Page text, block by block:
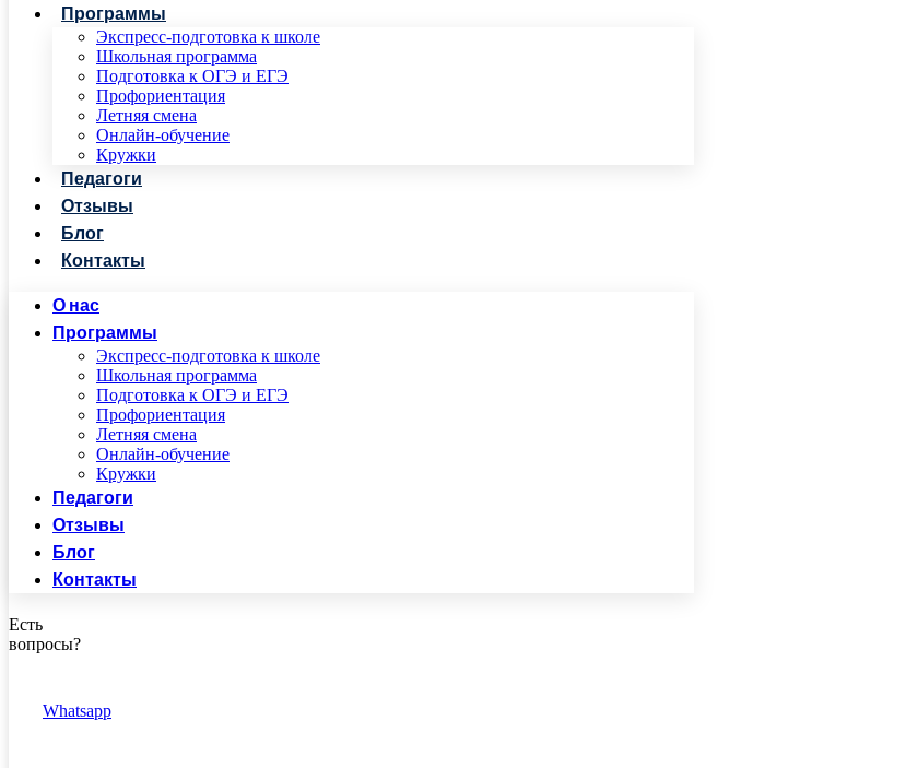
Программы
Экспресс-подготовка к школе
Школьная программа
Подготовка к ОГЭ и ЕГЭ
Профориентация
Летняя смена
Онлайн-обучение
Кружки
Педагоги
Отзывы
Блог
Контакты
О нас
Программы
Экспресс-подготовка к школе
Школьная программа
Подготовка к ОГЭ и ЕГЭ
Профориентация
Летняя смена
Онлайн-обучение
Кружки
Педагоги
Отзывы
Блог
Контакты
Есть
вопросы?
Whatsapp